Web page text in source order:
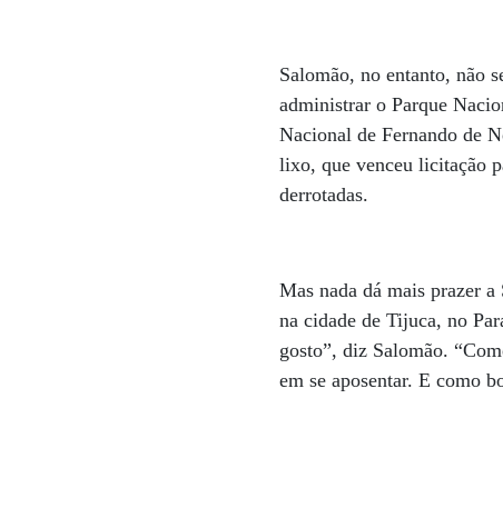
Salomão, no entanto, não
administrar o Parque
Nacional de Fernando de
lixo, que venceu licitação
derrotadas.
Mas nada dá mais prazer
na cidade de Tijuca, no
gosto”, diz Salomão.
em se aposentar. E como